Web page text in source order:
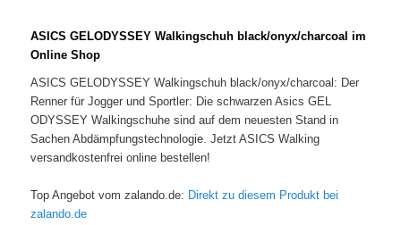
ASICS GELODYSSEY Walkingschuh black/onyx/charcoal im
Online Shop
ASICS GELODYSSEY Walkingschuh black/onyx/charcoal: Der
Renner für Jogger und Sportler: Die schwarzen Asics GEL
ODYSSEY Walkingschuhe sind auf dem neuesten Stand in
Sachen Abdämpfungstechnologie. Jetzt ASICS Walking
versandkostenfrei online bestellen!
Top Angebot vom zalando.de: Direkt zu diesem Produkt bei
zalando.de